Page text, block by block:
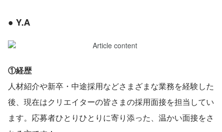
● Y.A
①経歴
人材紹介や新卒・中途採用などさまざまな業務を経験した
後、現在はクリエイターの皆さまの採用面接を担当してい
ます。応募者ひとりひとりに寄り添った、温かい面接をさ